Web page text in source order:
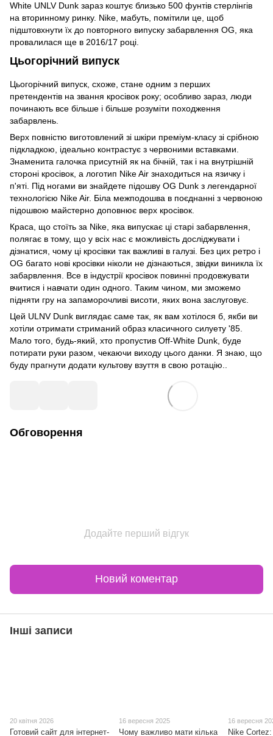
White UNLV Dunk зараз коштує близько 500 фунтів стерлінгів
на вторинному ринку. Nike, мабуть, помітили це, щоб
підштовхнути їх до повторного випуску забарвлення OG, яка
провалилася ще в 2016/17 році.
Цьогорічний випуск
Цьогорічний випуск, схоже, стане одним з перших
претендентів на звання кросівок року; особливо зараз, люди
починають все більше і більше розуміти походження
забарвлень.
Верх повністю виготовлений зі шкіри преміум-класу зі срібною
підкладкою, ідеально контрастує з червоними вставками.
Знаменита галочка присутній як на бічній, так і на внутрішній
стороні кросівок, а логотип Nike Air знаходиться на язичку і
п'яті. Під ногами ви знайдете підошву OG Dunk з легендарної
технологією Nike Air. Біла межподошва в поєднанні з червоною
підошвою майстерно доповнює верх кросівок.
Краса, що стоїть за Nike, яка випускає ці старі забарвлення,
полягає в тому, що у всіх нас є можливість досліджувати і
дізнатися, чому ці кросівки так важливі в галузі. Без цих ретро і
OG багато нові кросівки ніколи не дізнаються, звідки виникла їх
забарвлення. Все в індустрії кросівок повинні продовжувати
вчитися і навчати один одного. Таким чином, ми зможемо
підняти гру на запаморочливі висоти, яких вона заслуговує.
Цей ULNV Dunk виглядає саме так, як вам хотілося б, якби ви
хотіли отримати стриманий образ класичного силуету '85.
Мало того, будь-який, хто пропустив Off-White Dunk, буде
потирати руки разом, чекаючи виходу цього данки. Я знаю, що
буду прагнути додати культову взуття в свою ротацію..
Обговорення
Додайте перший відгук
Новий коментар
Інші записи
20 квітня 2026
Готовий сайт для інтернет-
16 вересня 2025
Чому важливо мати кілька
16 вересня
Nike Cortez: